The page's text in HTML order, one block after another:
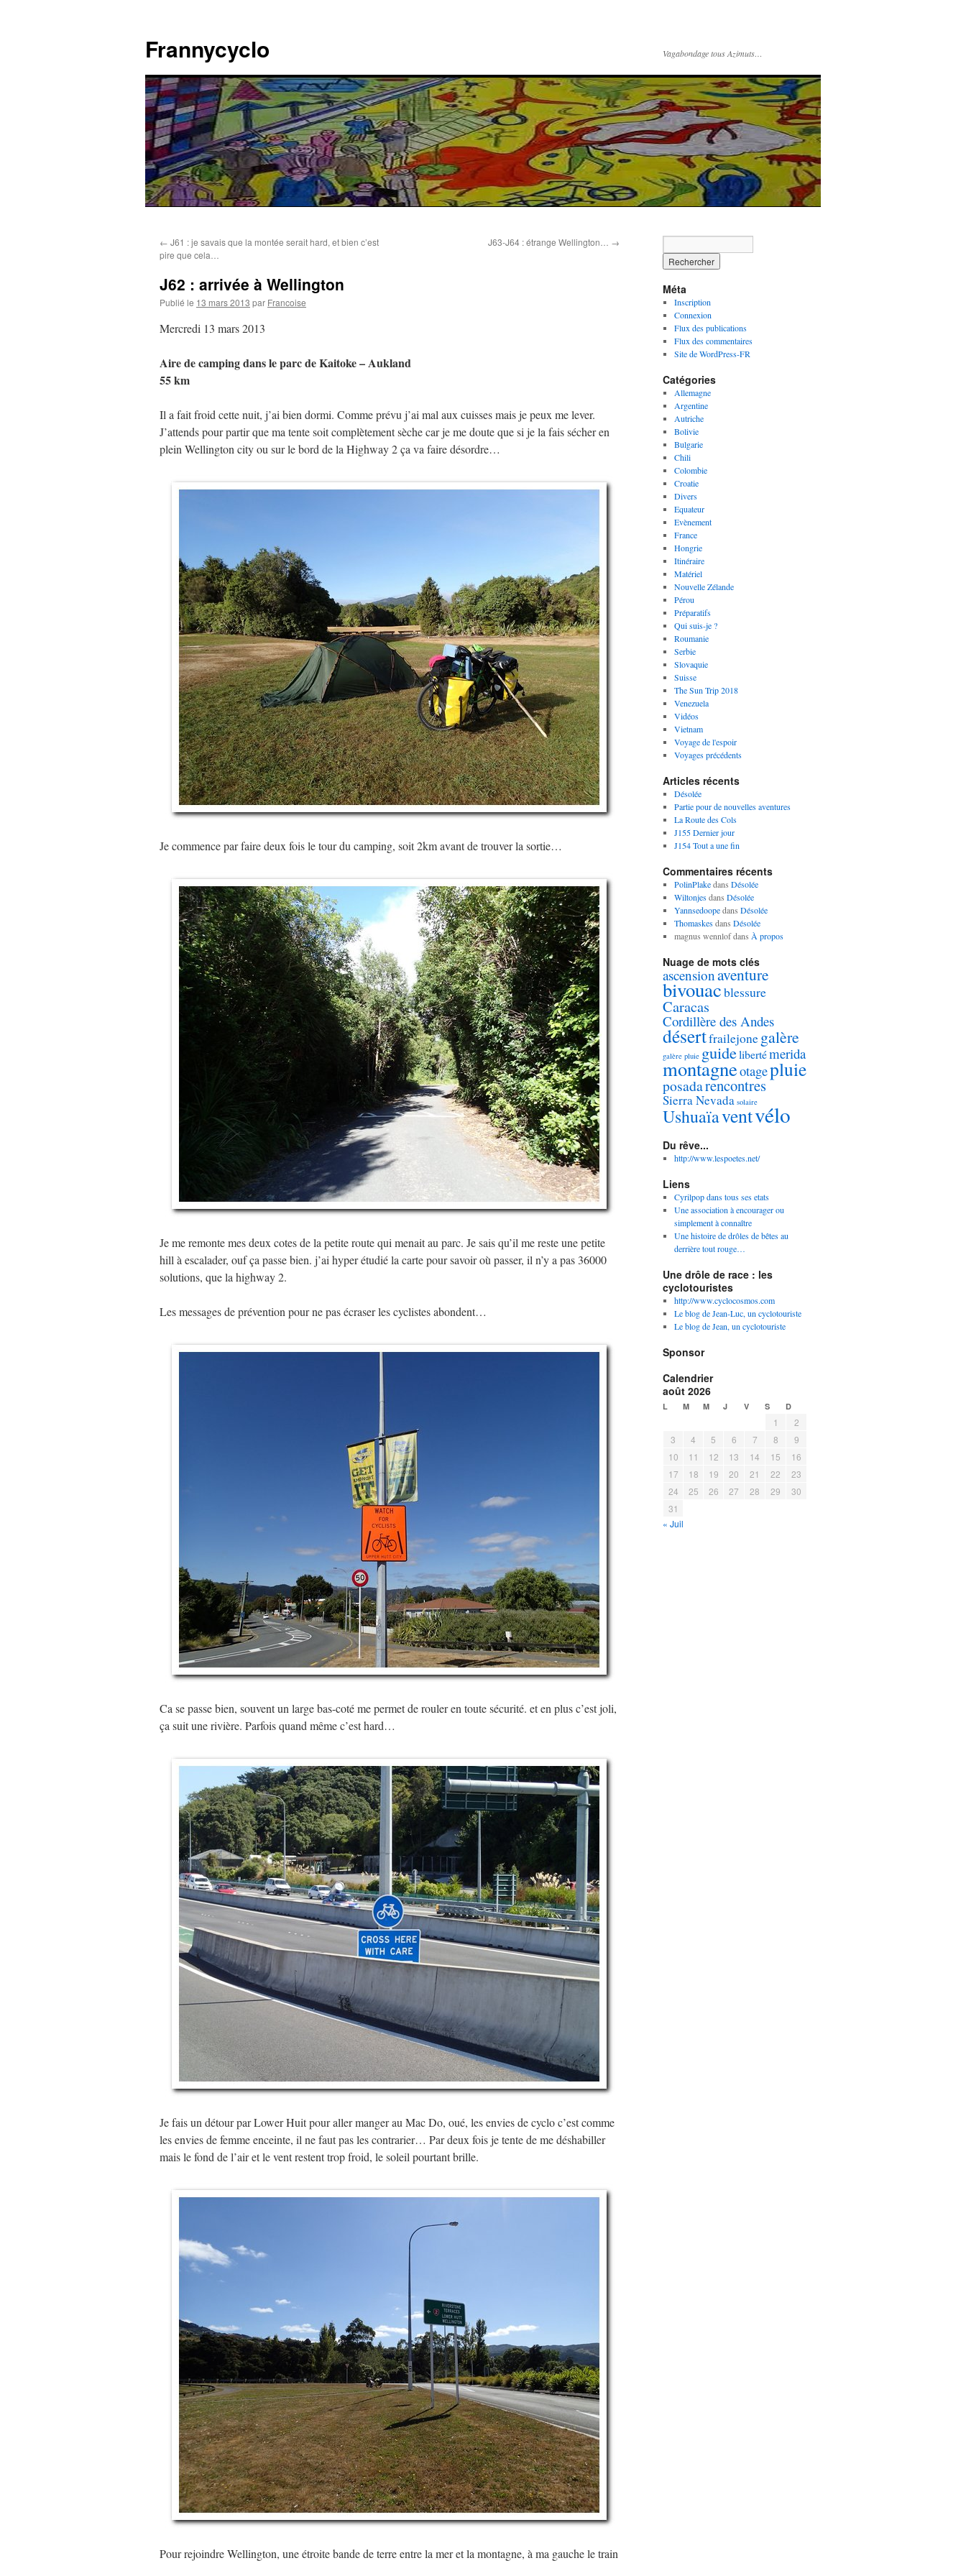
contenu
Frannycyclo Vagabondage tous Azimuts…
← J61 : je savais que la montée serait hard, et bien c’est
pire que cela…
J63-J64 : étrange Wellington… →
J62 : arrivée à Wellington
Publié le 13 mars 2013 par Francoise
Mercredi 13 mars 2013
Aire de camping dans le parc de Kaitoke – Aukland
55 km
Il a fait froid cette nuit, j’ai bien dormi. Comme prévu j’ai mal aux cuisses mais je peux me lever.
J’attends pour partir que ma tente soit complètement sèche car je me doute que si je la fais sécher en
plein Wellington city ou sur le bord de la Highway 2 ça va faire désordre…
Je commence par faire deux fois le tour du camping, soit 2km avant de trouver la sortie…
Je me remonte mes deux cotes de la petite route qui menait au parc. Je sais qu’il me reste une petite
hill à escalader, ouf ça passe bien. j’ai hyper étudié la carte pour savoir où passer, il n’y a pas 36000
solutions, que la highway 2.
Les messages de prévention pour ne pas écraser les cyclistes abondent…
Ca se passe bien, souvent un large bas-coté me permet de rouler en toute sécurité. et en plus c’est joli,
ça suit une rivière. Parfois quand même c’est hard…
Je fais un détour par Lower Huit pour aller manger au Mac Do, oué, les envies de cyclo c’est comme
les envies de femme enceinte, il ne faut pas les contrarier… Par deux fois je tente de me déshabiller
mais le fond de l’air et le vent restent trop froid, le soleil pourtant brille.
Pour rejoindre Wellington, une étroite bande de terre entre la mer et la montagne, à ma gauche le train
Méta
Inscription
Connexion
Flux des publications
Flux des commentaires
Site de WordPress-FR
Catégories
Allemagne
Argentine
Autriche
Bolivie
Bulgarie
Chili
Colombie
Croatie
Divers
Equateur
Evènement
France
Hongrie
Itinéraire
Matériel
Nouvelle Zélande
Pérou
Préparatifs
Qui suis-je ?
Roumanie
Serbie
Slovaquie
Suisse
The Sun Trip 2018
Venezuela
Vidéos
Vietnam
Voyage de l'espoir
Voyages précédents
Articles récents
Désolée
Partie pour de nouvelles aventures
La Route des Cols
J155 Dernier jour
J154 Tout a une fin
Commentaires récents
PolinPlakedans Désolée
Wiltonjesdans Désolée
Yannsedoopedans Désolée
Thomaskesdans Désolée
magnus wennlofdans À propos
Nuage de mots clés
ascensionaventure
bivouacblessure
Caracas
Cordillère des Andes
désertfrailejonegalère
galère pluie guidelibertémerida
montagneotagepluie
posadarencontres
Sierra Nevada solaire
Ushuaïaventvélo
Du rêve...
http://www.lespoetes.net/
Liens
Cyrilpop dans tous ses etats
Une association à encourager ou
simplement à connaître
Une histoire de drôles de bêtes au
derrière tout rouge…
Une drôle de race : les
cyclotouristes
http://www.cyclocosmos.com
Le blog de Jean-Luc, un cyclotouriste
Le blog de Jean, un cyclotouriste
Sponsor
Calendrier
août 2026
L M M J V S D
1
2
3
4 5 6 7 8
9
10
11 12 13 14 15
16
17
18 19 20 21 22
23
24
25 26 27 28 29
30
31
« Juil